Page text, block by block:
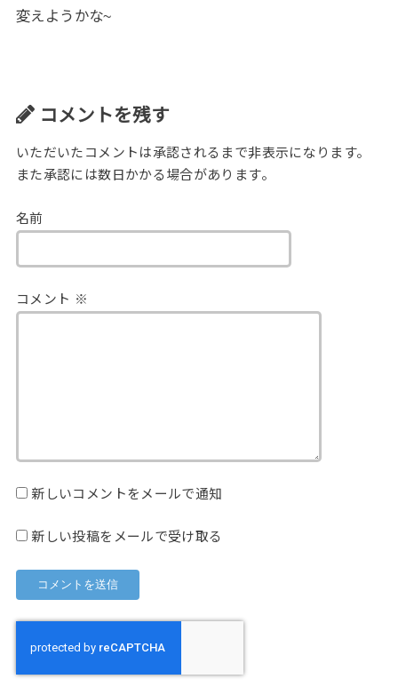
変えようかな~
コメントを残す
いただいたコメントは承認されるまで非表示になります。
また承認には数日かかる場合があります。
名前
コメント ※
新しいコメントをメールで通知
新しい投稿をメールで受け取る